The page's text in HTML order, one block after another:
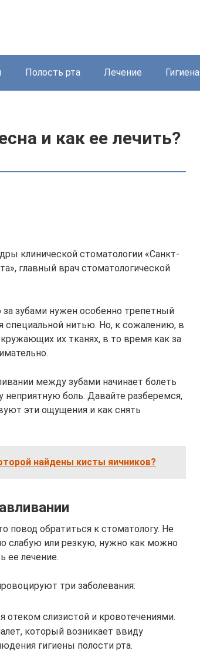
Полость рта Лечение Гигиена
и как ее лечить?
клинической стоматологии «Санкт-
главный врач стоматологической
зубами нужен особенно трепетный
специальной нитью. Но, к сожалению, в
их тканях, в то время как за
между зубами начинает болеть
боль. Давайте разберемся,
эти ощущения и как снять
найдены кисты яичников?
повод обратиться к стоматологу. Не
слабую или резкую, нужно как можно
ее лечение.
три заболевания:
отеком слизистой и кровотечениями.
который возникает ввиду
гигиены полости рта.